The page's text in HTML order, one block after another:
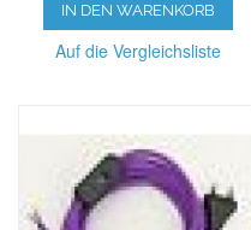
IN DEN WARENKORB
Auf die Vergleichsliste